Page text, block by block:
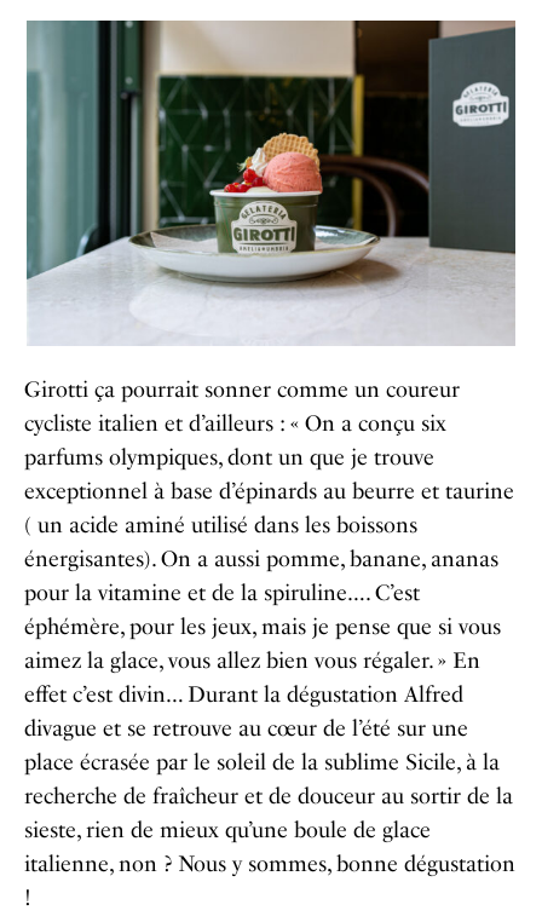
Girotti ça pourrait sonner comme un coureur
cycliste italien et d’ailleurs : « On a conçu six
parfums olympiques, dont un que je trouve
exceptionnel à base d’épinards au beurre et taurine
( un acide aminé utilisé dans les boissons
énergisantes). On a aussi pomme, banane, ananas
pour la vitamine et de la spiruline…. C’est
éphémère, pour les jeux, mais je pense que si vous
aimez la glace, vous allez bien vous régaler. » En
effet c’est divin… Durant la dégustation Alfred
divague et se retrouve au cœur de l’été sur une
place écrasée par le soleil de la sublime Sicile, à la
recherche de fraîcheur et de douceur au sortir de la
sieste, rien de mieux qu’une boule de glace
italienne, non ? Nous y sommes, bonne dégustation
!